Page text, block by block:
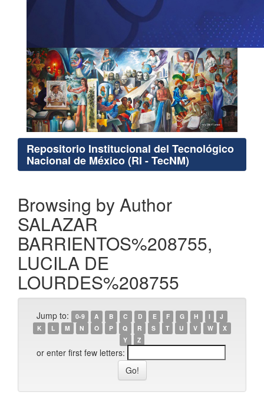
Repositorio Institucional del Tecnológico
Nacional de México (RI - TecNM)
Browsing by Author
SALAZAR
BARRIENTOS%208755,
LUCILA DE
LOURDES%208755
Jump to: 0-9 A B C D E F G H I
J
K
L M N O P Q R S T U V W
X
Y
Z
or enter first few letters: